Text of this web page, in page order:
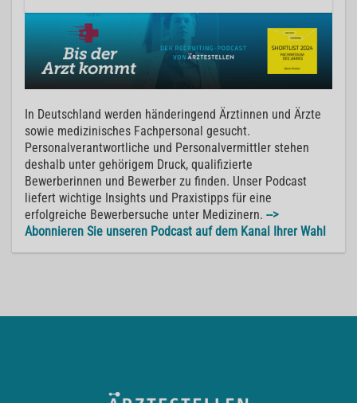
In Deutschland werden händeringend Ärztinnen und Ärzte
sowie medizinisches Fachpersonal gesucht.
Personalverantwortliche und Personalvermittler stehen
deshalb unter gehörigem Druck, qualifizierte
Bewerberinnen und Bewerber zu finden. Unser Podcast
liefert wichtige Insights und Praxistipps für eine
erfolgreiche Bewerbersuche unter Medizinern. -->
Abonnieren Sie unseren Podcast auf dem Kanal Ihrer Wahl